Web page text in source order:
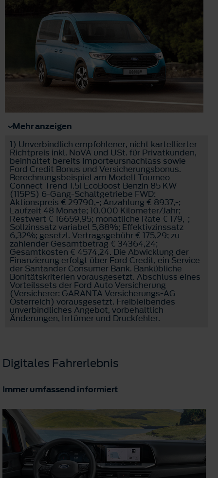
Mehr anzeigen
1) Unverbindlich empfohlener, nicht kartellierter
Richtpreis inkl. NoVA und USt. für Privatkunden,
beinhaltet bereits Importeursnachlass sowie
Ford Credit Bonus und Versicherungsbonus.
Berechnungsbeispiel am Modell Tourneo
Connect Trend 1.5l EcoBoost Benzin 85 KW
(115PS) 6-Gang-Schaltgetriebe FWD:
Aktionspreis € 29790,-; Anzahlung € 8937,-;
Laufzeit 48 Monate; 10.000 Kilometer/Jahr;
Restwert € 16659,95; monatliche Rate € 179,-;
Sollzinssatz variabel 5,88%; Effektivzinssatz
6,32%; gesetzl. Vertragsgebühr € 175,29; zu
zahlender Gesamtbetrag € 34364,24;
Gesamtkosten € 4574,24. Die Abwicklung der
Finanzierung erfolgt über Ford Credit, ein Service
der Santander Consumer Bank. Bankübliche
Bonitätskriterien vorausgesetzt. Abschluss eines
Vorteilssets der Ford Auto Versicherung
(Versicherer: GARANTA Versicherungs-AG
Österreich) vorausgesetzt. Freibleibendes
unverbindliches Angebot, vorbehaltlich
Änderungen, Irrtümer und Druckfehler.
Digitales Fahrerlebnis
Immer umfassend informiert